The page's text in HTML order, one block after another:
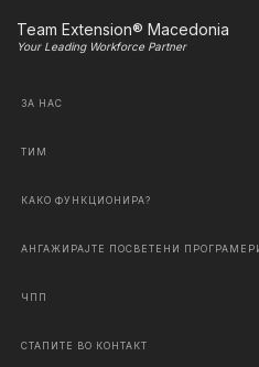
Team Extension® Macedonia
Your Leading Workforce Partner
ЗА НАС
ТИМ
КАКО ФУНКЦИОНИРА?
АНГАЖИРАЈТЕ ПОСВЕТЕНИ
ЧПП
СТАПИТЕ ВО КОНТАКТ